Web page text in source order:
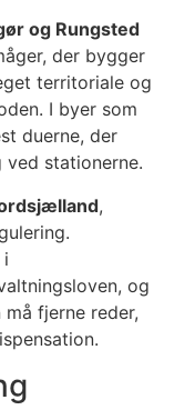
og Rungsted
der bygger
territoriale og
I byer som
duerne, der
stationerne.
,
i
og
fjerne reder,